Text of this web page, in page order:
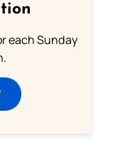
each Sunday